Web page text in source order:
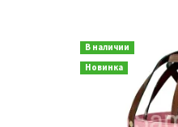
В наличии
Новинка